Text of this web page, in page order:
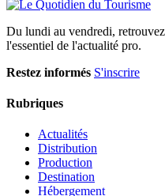
Du lundi au vendredi,
l'essentiel de l'actualité pro.
Restez informés S'inscrire
Rubriques
Actualités
Distribution
Production
Destination
Hébergement